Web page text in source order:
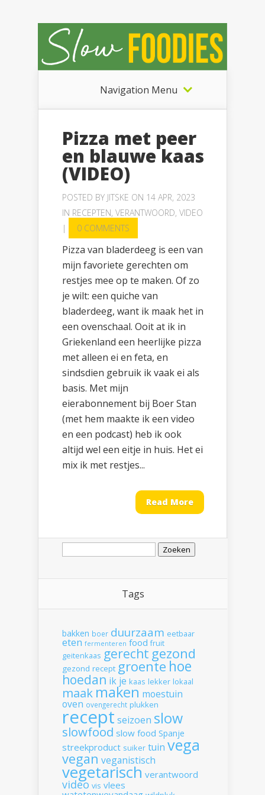
Navigation Menu
Pizza met peer
en blauwe kaas
(VIDEO)
POSTED BY JITSKE ON 14 APR, 2023
IN RECEPTEN, VERANTWOORD, VIDEO
|
0 COMMENTS
Pizza van bladerdeeg is een van
mijn favoriete gerechten om
restjes mee op te maken. Of zo
je wilt: een quiche van
bladerdeeg, want ik maak het in
een ovenschaal. Ooit at ik in
Griekenland een heerlijke pizza
met alleen ei en feta, en
sindsdien gebruik ik vaak ei als
basis. Met mijn
eierabonnement bij Boer Stan
(met hem maakte ik een video
en een podcast) heb ik ook
altijd wel een eitje in huis. Het ei
mix ik met restjes...
Read More
Zoeken
Tags
bakken boer duurzaam eetbaar
eten fermenteren food fruit
geitenkaas gerecht gezond
gezond recept groente hoe
hoedan ik je kaas lekker lokaal
maak maken moestuin
oven ovengerecht plukken
recept seizoen slow
slowfood slow food Spanje
streekproduct suiker tuin vega
vegan veganistisch
vegetarisch verantwoord
video vis vlees